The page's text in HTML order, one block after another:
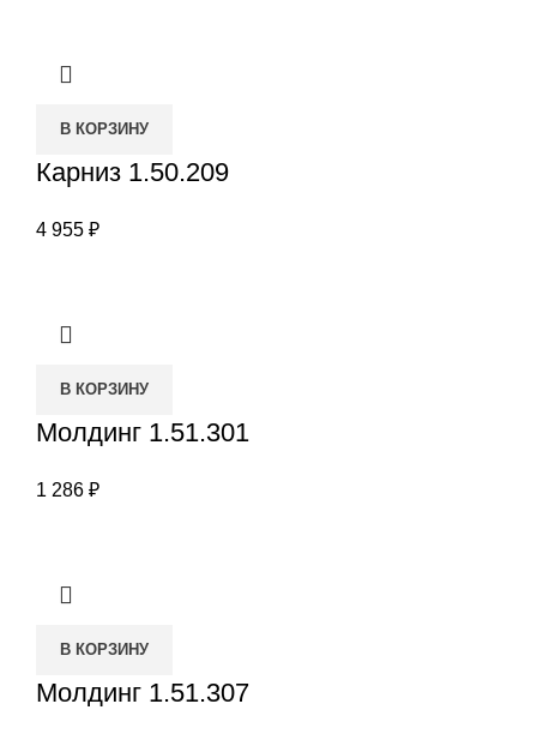
В КОРЗИНУ
Карниз 1.50.209
4 955 ₽
В КОРЗИНУ
Молдинг 1.51.301
1 286 ₽
В КОРЗИНУ
Молдинг 1.51.307